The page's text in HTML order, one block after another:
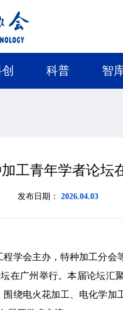
科普 智
工青年学者论坛
发布日期： 2026.04.03
程学会主办，特种加工分会
在广州举行。本届论坛汇
围绕电火花加工、电化学加